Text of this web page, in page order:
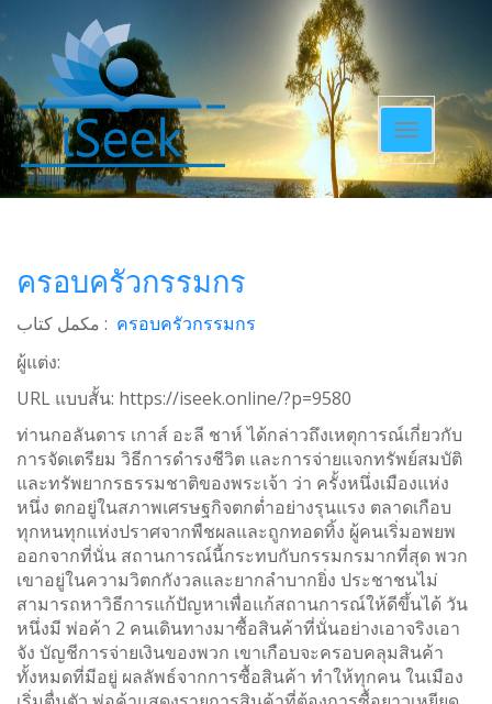
Toggle
navigation
ครอบครัวกรรมกร
مکمل کتاب : ครอบครัวกรรมกร
ผู้แต่ง:
URL แบบสั้น: https://iseek.online/?p=9580
ท่านกอลันดาร เกาส์ อะลี ชาห์ ได้กล่าวถึงเหตุการณ์เกี่ยวกับ
การจัดเตรียม วิธีการดำรงชีวิต และการจ่ายแจกทรัพย์สมบัติ
และทรัพยากรธรรมชาติของพระเจ้า ว่า ครั้งหนึ่งเมืองแห่ง
หนึ่ง ตกอยู่ในสภาพเศรษฐกิจตกต่ำอย่างรุนแรง ตลาดเกือบ
ทุกหนทุกแห่งปราศจากพืชผลและถูกทอดทิ้ง ผู้คนเริ่มอพยพ
ออกจากที่นั่น สถานการณ์นี้กระทบกับกรรมกรมากที่สุด พวก
เขาอยู่ในความวิตกกังวลและยากลำบากยิ่ง ประชาชนไม่
สามารถหาวิธีการแก้ปัญหาเพื่อแก้สถานการณ์ให้ดีขึ้นได้ วัน
หนึ่งมี พ่อค้า 2 คนเดินทางมาซื้อสินค้าที่นั่นอย่างเอาจริงเอา
จัง บัญชีการจ่ายเงินของพวก เขาเกือบจะครอบคลุมสินค้า
ทั้งหมดที่มีอยู่ ผลลัพธ์จากการซื้อสินค้า ทำให้ทุกคน ในเมือง